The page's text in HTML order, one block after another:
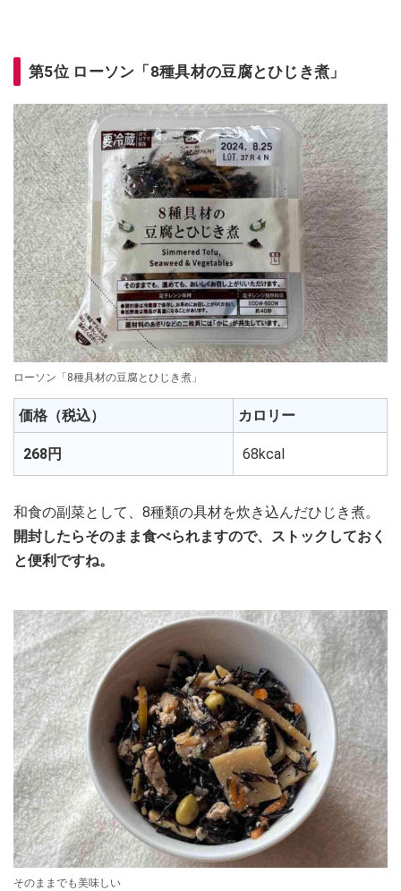
第5位 ローソン「8種具材の豆腐とひじき煮」
ローソン「8種具材の豆腐とひじき煮」
価格（税込） カロリー
268円 68kcal
和食の副菜として、8種類の具材を炊き込んだひじき煮。
開封したらそのまま食べられますので、ストックしておく
と便利ですね。
そのままでも美味しい